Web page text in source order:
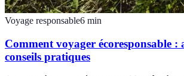
Voyage responsable6 min
Comment voyager écoresponsable :
conseils pratiques